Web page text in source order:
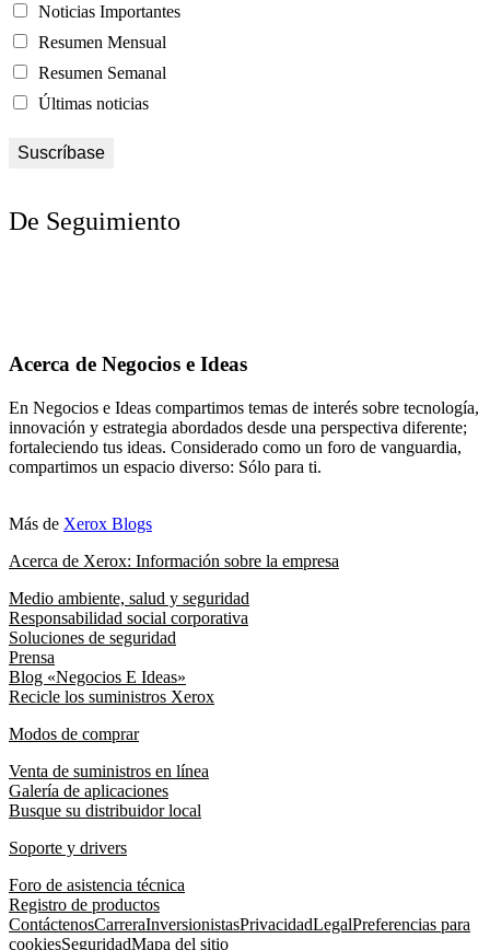
Noticias Importantes
Resumen Mensual
Resumen Semanal
Últimas noticias
De Seguimiento
Acerca de Negocios e Ideas
En Negocios e Ideas compartimos temas de interés sobre tecnología,
innovación y estrategia abordados desde una perspectiva diferente;
fortaleciendo tus ideas. Considerado como un foro de vanguardia,
compartimos un espacio diverso: Sólo para ti.
Más de Xerox Blogs
Acerca de Xerox: Información sobre la empresa
Medio ambiente, salud y seguridad
Responsabilidad social corporativa
Soluciones de seguridad
Prensa
Blog «Negocios E Ideas»
Recicle los suministros Xerox
Modos de comprar
Venta de suministros en línea
Galería de aplicaciones
Busque su distribuidor local
Soporte y drivers
Foro de asistencia técnica
Registro de productos
ContáctenosCarreraInversionistasPrivacidadLegalPreferencias para
cookiesSeguridadMapa del sitio